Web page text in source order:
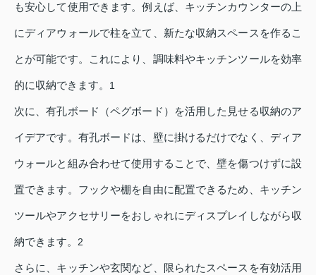
も安心して使用できます。例えば、キッチンカウンターの上
にディアウォールで柱を立て、新たな収納スペースを作るこ
とが可能です。これにより、調味料やキッチンツールを効率
的に収納できます。 1
次に、有孔ボード（ペグボード）を活用した見せる収納のア
イデアです。有孔ボードは、壁に掛けるだけでなく、ディア
ウォールと組み合わせて使用することで、壁を傷つけずに設
置できます。フックや棚を自由に配置できるため、キッチン
ツールやアクセサリーをおしゃれにディスプレイしながら収
納できます。 2
さらに、キッチンや玄関など、限られたスペースを有効活用